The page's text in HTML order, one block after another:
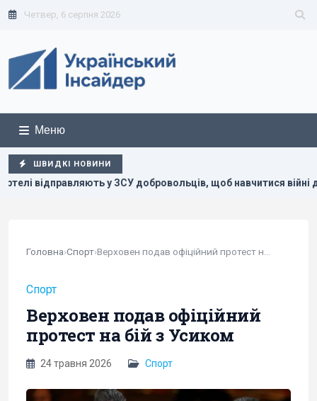
Четвер, 6 серпня 2026
Меню
ШВИДКІ НОВИНИ
щоб навчитися війні дронів, - FT Пільги та
Головна›Спорт›
Спорт
Верховен подав офіційний
протест на бій з Усиком
24 травня 2026 Спорт